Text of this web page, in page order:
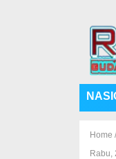
Home /
Rabu,